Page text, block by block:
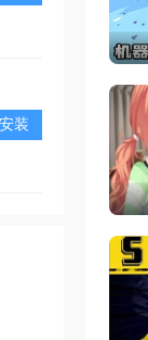
安装